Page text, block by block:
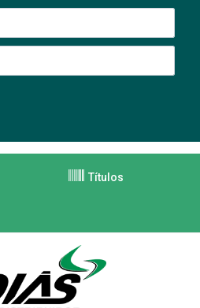
Títulos